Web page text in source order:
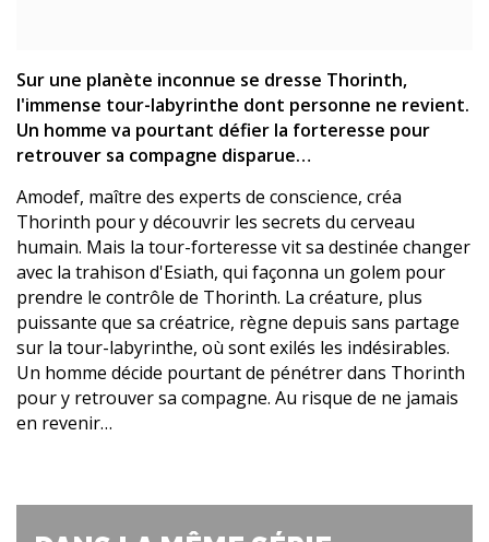
Sur une planète inconnue se dresse Thorinth,
l'immense tour-labyrinthe dont personne ne revient.
Un homme va pourtant défier la forteresse pour
retrouver sa compagne disparue…
Amodef, maître des experts de conscience, créa
Thorinth pour y découvrir les secrets du cerveau
humain. Mais la tour-forteresse vit sa destinée changer
avec la trahison d'Esiath, qui façonna un golem pour
prendre le contrôle de Thorinth. La créature, plus
puissante que sa créatrice, règne depuis sans partage
sur la tour-labyrinthe, où sont exilés les indésirables.
Un homme décide pourtant de pénétrer dans Thorinth
pour y retrouver sa compagne. Au risque de ne jamais
en revenir…